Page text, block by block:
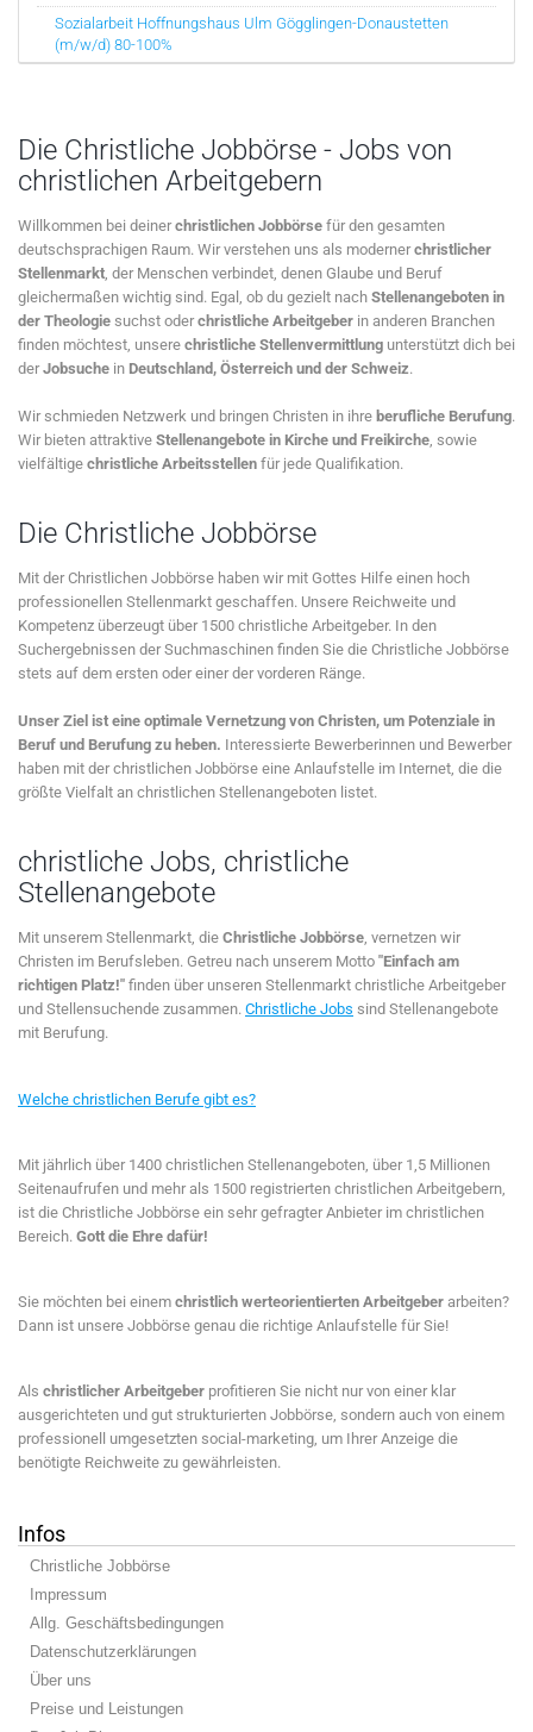
Sozialarbeit Hoffnungshaus Ulm Gögglingen-Donaustetten
(m/w/d) 80-100%
Die Christliche Jobbörse - Jobs von
christlichen Arbeitgebern
Willkommen bei deinerchristlichen Jobbörse für den gesamten
deutschsprachigen Raum. Wir verstehen uns als modernerchristlicher
Stellenmarkt, der Menschen verbindet, denen Glaube und Beruf
gleichermaßen wichtig sind. Egal, ob du gezielt nach Stellenangeboten in
der Theologie suchst oderchristliche Arbeitgeber in anderen Branchen
finden möchtest, unsere christliche Stellenvermittlung unterstützt dich bei
derJobsuche in Deutschland, Österreich und der Schweiz.
Wir schmieden Netzwerk und bringen Christen in ihre berufliche Berufung.
Wir bieten attraktive Stellenangebote in Kirche und Freikirche, sowie
vielfältige christliche Arbeitsstellen für jede Qualifikation.
Die Christliche Jobbörse
Mit der Christlichen Jobbörse haben wir mit Gottes Hilfe einen hoch
professionellen Stellenmarkt geschaffen. Unsere Reichweite und
Kompetenz überzeugt über 1500 christliche Arbeitgeber. In den
Suchergebnissen der Suchmaschinen finden Sie die Christliche Jobbörse
stets auf dem ersten oder einer der vorderen Ränge.
Unser Ziel ist eine optimale Vernetzung von Christen, um Potenziale in
Beruf und Berufung zu heben. Interessierte Bewerberinnen und Bewerber
haben mit der christlichen Jobbörse eine Anlaufstelle im Internet, die die
größte Vielfalt an christlichen Stellenangeboten listet.
christliche Jobs, christliche
Stellenangebote
Mit unserem Stellenmarkt, die Christliche Jobbörse, vernetzen wir
Christen im Berufsleben. Getreu nach unserem Motto "Einfach am
richtigen Platz!" finden über unseren Stellenmarkt christliche Arbeitgeber
und Stellensuchende zusammen. Christliche Jobs sind Stellenangebote
mit Berufung.
Welche christlichen Berufe gibt es?
Mit jährlich über 1400 christlichen Stellenangeboten, über 1,5 Millionen
Seitenaufrufen und mehr als 1500 registrierten christlichen Arbeitgebern,
ist die Christliche Jobbörse ein sehr gefragter Anbieter im christlichen
Bereich. Gott die Ehre dafür!
Sie möchten bei einem christlich werteorientierten Arbeitgeber arbeiten?
Dann ist unsere Jobbörse genau die richtige Anlaufstelle für Sie!
Als christlicher Arbeitgeber profitieren Sie nicht nur von einer klar
ausgerichteten und gut strukturierten Jobbörse, sondern auch von einem
professionell umgesetzten social-marketing, um Ihrer Anzeige die
benötigte Reichweite zu gewährleisten.
Infos
Christliche Jobbörse
Impressum
Allg. Geschäftsbedingungen
Datenschutzerklärungen
Über uns
Preise und Leistungen